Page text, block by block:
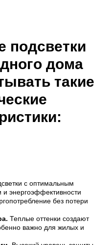
подсветки
дома
такие
с оптимальным
энергоэффективности
без потери
Теплые оттенки создают
важно для жилых и